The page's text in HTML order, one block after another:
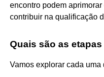
encontro podem
contribuir na qualificação
Quais são as
Vamos explorar cada uma